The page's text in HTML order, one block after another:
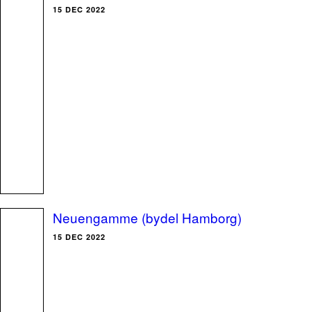
15 DEC 2022
Neuengamme (bydel Hamborg)
15 DEC 2022